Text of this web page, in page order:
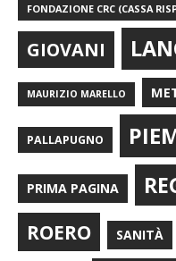
FONDAZIONE CRC (CASSA
GIOVANI
MAURIZIO MARELLO
PALLAPUGNO
PRIMA PAGINA
ROERO SANITÀ